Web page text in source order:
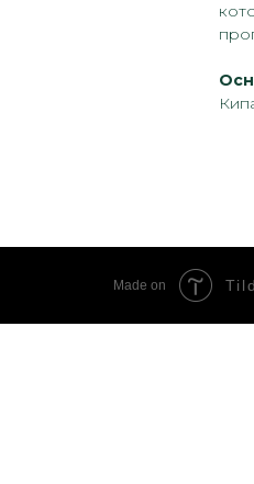
Made on